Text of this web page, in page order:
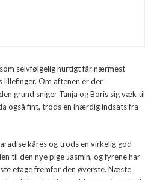
selvfølgelig hurtigt får nærmest
lillefinger. Om aftenen er der
grund sniger Tanja og Boris sig væk til
også fint, trods en ihærdig indsats fra
kåres og trods en virkelig god
til den nye pige Jasmin, og fyrene har
etage fremfor den øverste. Næste